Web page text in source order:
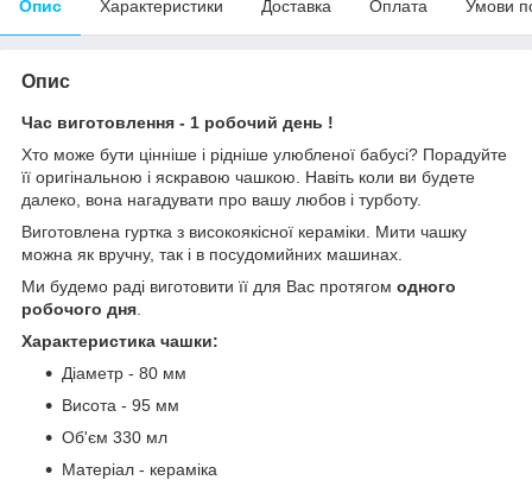
Опис Характеристики Доставка Оплата Умови
Опис
Час виготовлення - 1 робочий день !
Хто може бути цінніше і рідніше улюбленої бабусі? Порадуйте
її оригінальною і яскравою чашкою. Навіть коли ви будете
далеко, вона нагадувати про вашу любов і турботу.
Виготовлена гуртка з високоякісної кераміки. Мити чашку
можна як вручну, так і в посудомийних машинах.
Ми будемо раді виготовити її для Вас протягом одного
робочого дня
Характеристика чашки:
Діаметр - 80 мм
Висота - 95 мм
Об'єм 330 мл
Матеріал - кераміка